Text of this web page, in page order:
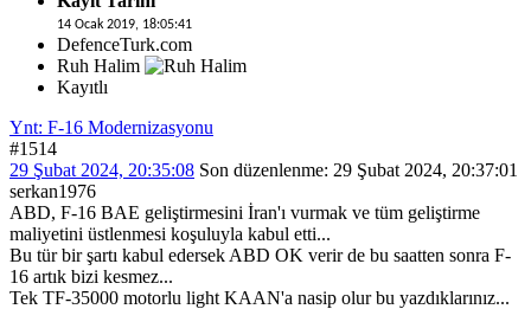
14 Ocak 2019, 18:05:41
DefenceTurk.com
Ruh Halim
Kayıtlı
Ynt: F-16 Modernizasyonu
#1514
29 Şubat 2024, 20:35:08 Son düzenlenme: 29 Şubat 2024, 20:37:01
serkan1976
ABD, F-16 BAE geliştirmesini İran'ı vurmak ve tüm geliştirme
maliyetini üstlenmesi koşuluyla kabul etti...
Bu tür bir şartı kabul edersek ABD OK verir de bu saatten sonra F-
16 artık bizi kesmez...
Tek TF-35000 motorlu light KAAN'a nasip olur bu yazdıklarınız...